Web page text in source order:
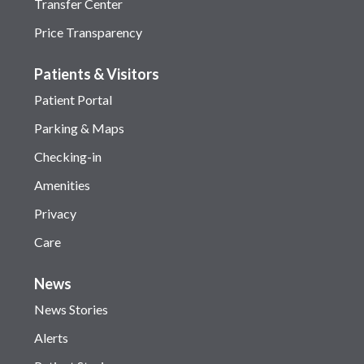
Transfer Center
Price Transparency
Patients & Visitors
Patient Portal
Parking & Maps
Checking-in
Amenities
Privacy
Care
News
News Stories
Alerts